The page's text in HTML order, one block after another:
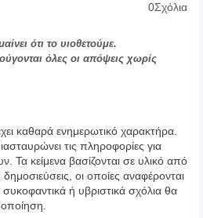
0Σχόλια
ότι το υιοθετούμε.
όλες οι απόψεις χωρίς
καθαρά ενημερωτικό χαρακτήρα.
τις πληροφορίες για
Τα κείμενα βασίζονται σε υλικό από
οι οποίες αναφέρονται
ή υβριστικά σχόλια θα